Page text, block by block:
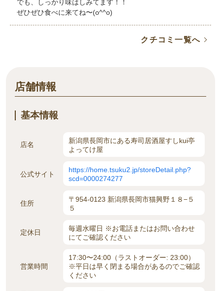
でも、しっかり味はしみてます！！
ぜひぜひ食べに来てね〜(o^^o)
クチコミ一覧へ
店舗情報
基本情報
店名
新潟県長岡市にある寿司居酒屋すしkui亭
よってけ屋
公式サイト
https://home.tsuku2.jp/storeDetail.php?
scd=0000274277
住所
〒954-0123 新潟県長岡市猫興野１８−５
５
定休日
毎週水曜日 ※お電話またはお問い合わせ
にてご確認ください
営業時間
17:30〜24:00（ラストオーダー: 23:00）
※平日は早く閉まる場合があるのでご確認
ください